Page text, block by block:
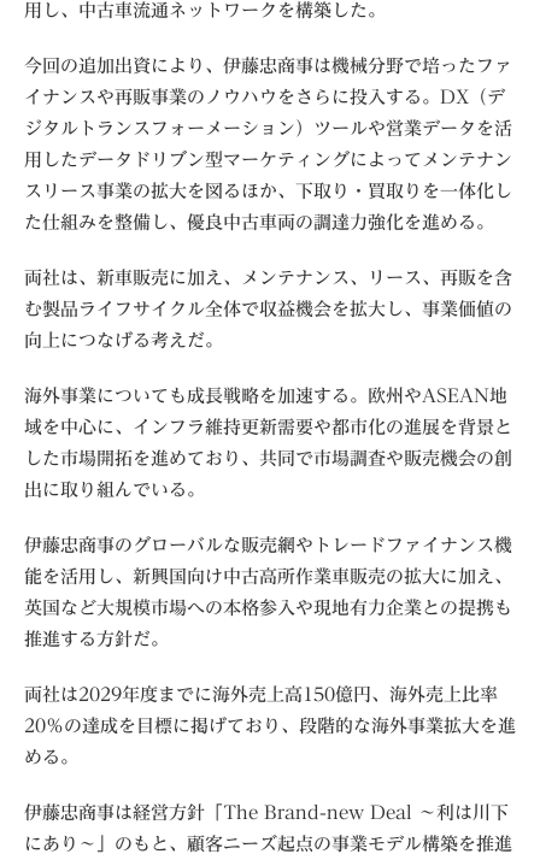
用し、中古車流通ネットワークを構築した。
今回の追加出資により、伊藤忠商事は機械分野で培ったファ
イナンスや再販事業のノウハウをさらに投入する。DX（デ
ジタルトランスフォーメーション）ツールや営業データを活
用したデータドリブン型マーケティングによってメンテナン
スリース事業の拡大を図るほか、下取り・買取りを一体化し
た仕組みを整備し、優良中古車両の調達力強化を進める。
両社は、新車販売に加え、メンテナンス、リース、再販を含
む製品ライフサイクル全体で収益機会を拡大し、事業価値の
向上につなげる考えだ。
海外事業についても成長戦略を加速する。欧州やASEAN地
域を中心に、インフラ維持更新需要や都市化の進展を背景と
した市場開拓を進めており、共同で市場調査や販売機会の創
出に取り組んでいる。
伊藤忠商事のグローバルな販売網やトレードファイナンス機
能を活用し、新興国向け中古高所作業車販売の拡大に加え、
英国など大規模市場への本格参入や現地有力企業との提携も
推進する方針だ。
両社は2029年度までに海外売上高150億円、海外売上比率
20％の達成を目標に掲げており、段階的な海外事業拡大を進
める。
伊藤忠商事は経営方針「The Brand-new Deal ～利は川下
にあり～」のもと、顧客ニーズ起点の事業モデル構築を推進